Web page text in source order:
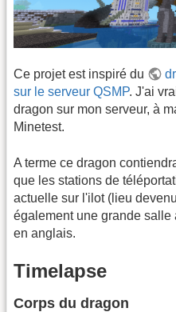
Ce projet est inspiré du
sur le serveur QSMP. J'ai
dragon sur mon serveur, à
Minetest.
A terme ce dragon
que les stations de
actuelle sur l'ilot (lieu
également une grande
en anglais.
Timelapse
Corps du dragon